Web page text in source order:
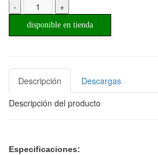
- +
disponible en tienda
Descripción
Descargas
Descripción del producto
Especificaciones: